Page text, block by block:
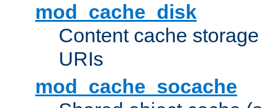
mod_cache_disk
Content cache
URIs
mod_cache_socache